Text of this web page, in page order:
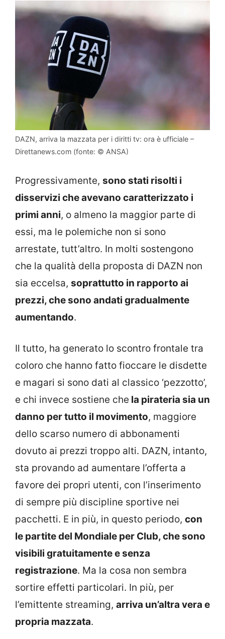
DAZN, arriva la mazzata per i diritti tv: ora è ufficiale –
Direttanews.com (fonte: © ANSA)
Progressivamente, sono stati risolti i
disservizi che avevano caratterizzato i
primi anni, o almeno la maggior parte di
essi, ma le polemiche non si sono
arrestate, tutt’altro. In molti sostengono
che la qualità della proposta di DAZN non
sia eccelsa, soprattutto in rapporto ai
prezzi, che sono andati gradualmente
aumentando.
Il tutto, ha generato lo scontro frontale tra
coloro che hanno fatto fioccare le disdette
e magari si sono dati al classico ‘pezzotto’,
e chi invece sostiene che la pirateria sia un
danno per tutto il movimento, maggiore
dello scarso numero di abbonamenti
dovuto ai prezzi troppo alti. DAZN, intanto,
sta provando ad aumentare l’offerta a
favore dei propri utenti, con l’inserimento
di sempre più discipline sportive nei
pacchetti. E in più, in questo periodo, con
le partite del Mondiale per Club, che sono
visibili gratuitamente e senza
registrazione. Ma la cosa non sembra
sortire effetti particolari. In più, per
l’emittente streaming, arriva un’altra vera e
propria mazzata.